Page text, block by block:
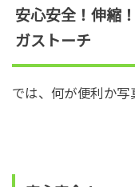
安心安全！伸縮
ガストーチ
では、何が便利か写